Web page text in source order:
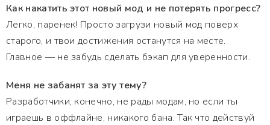
Как накатить этот новый мод и не потерять прогресс?
Легко, паренек! Просто загрузи новый мод поверх
старого, и твои достижения останутся на месте.
Главное — не забудь сделать бэкап для уверенности.
Меня не забанят за эту тему?
Разработчики, конечно, не рады модам, но если ты
играешь в оффлайне, никакого бана. Так что действуй